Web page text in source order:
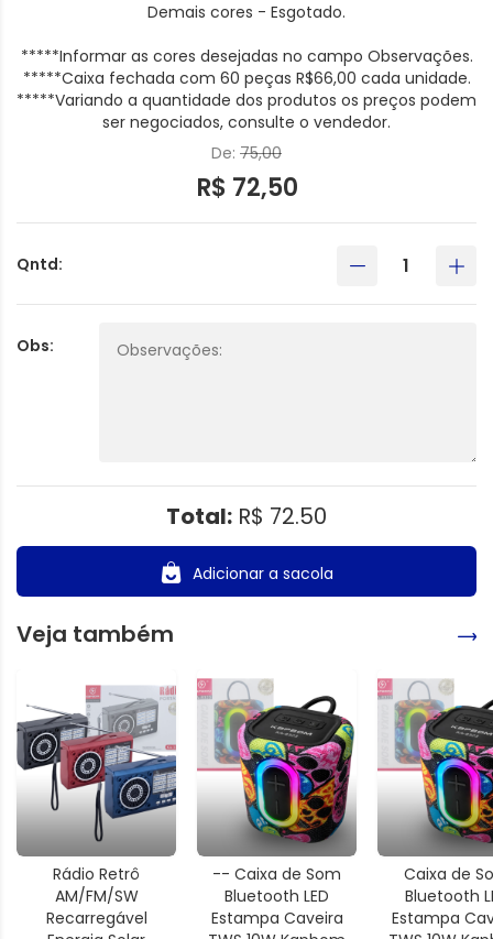
Demais cores - Esgotado.
*****Informar as cores desejadas no campo Observações.
*****Caixa fechada com 60 peças R$66,00 cada unidade.
*****Variando a quantidade dos produtos os preços podem
ser negociados, consulte o vendedor.
De: 75,00
R$ 72,50
Qntd:
Obs:
Total: R$ 72.50
Adicionar a sacola
Veja também
Rádio Retrô
AM/FM/SW
Recarregável
-- Caixa de Som
Bluetooth LED
Estampa Caveira
Caixa de
Bluetooth
Estampa